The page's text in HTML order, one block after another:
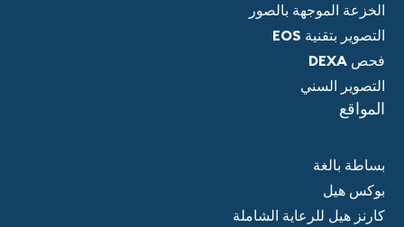
الخزعة الموجهة بالصور
التصوير بتقنية EOS
فحص DEXA
التصوير السني
المواقع
بساطة بالغة
بوكس هيل
كارنز هيل للرعاية الشاملة